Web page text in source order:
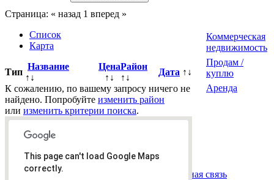
Страница: « назад 1 вперед »
Список
Карта
Тип
Название
↑↓
Цена
↑↓
Район
↑↓
Дата ↑↓
К сожалению, по вашему запросу ничего не
найдено. Попробуйте изменить район
или изменить критерии поиска.
This page can't load Google Maps
correctly.
Коммерческая
недвижимость
Продам /
куплю
Аренда
Всего 0 объявлений.
Страница: « назад 1 вперед »
Все рубрики
Подать объявление |
объявления|
Обратная связь